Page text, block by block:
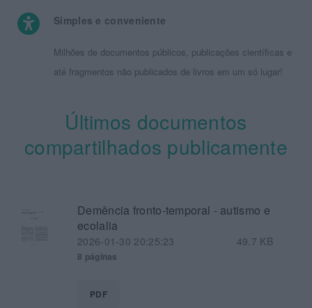
Simples e conveniente
Milhões de documentos públicos, publicações científicas e
até fragmentos não publicados de livros em um só lugar!
Últimos documentos
compartilhados publicamente
Demência fronto-temporal - autismo e
ecolalia
2026-01-30 20:25:23 49.7 KB
8 páginas
PDF